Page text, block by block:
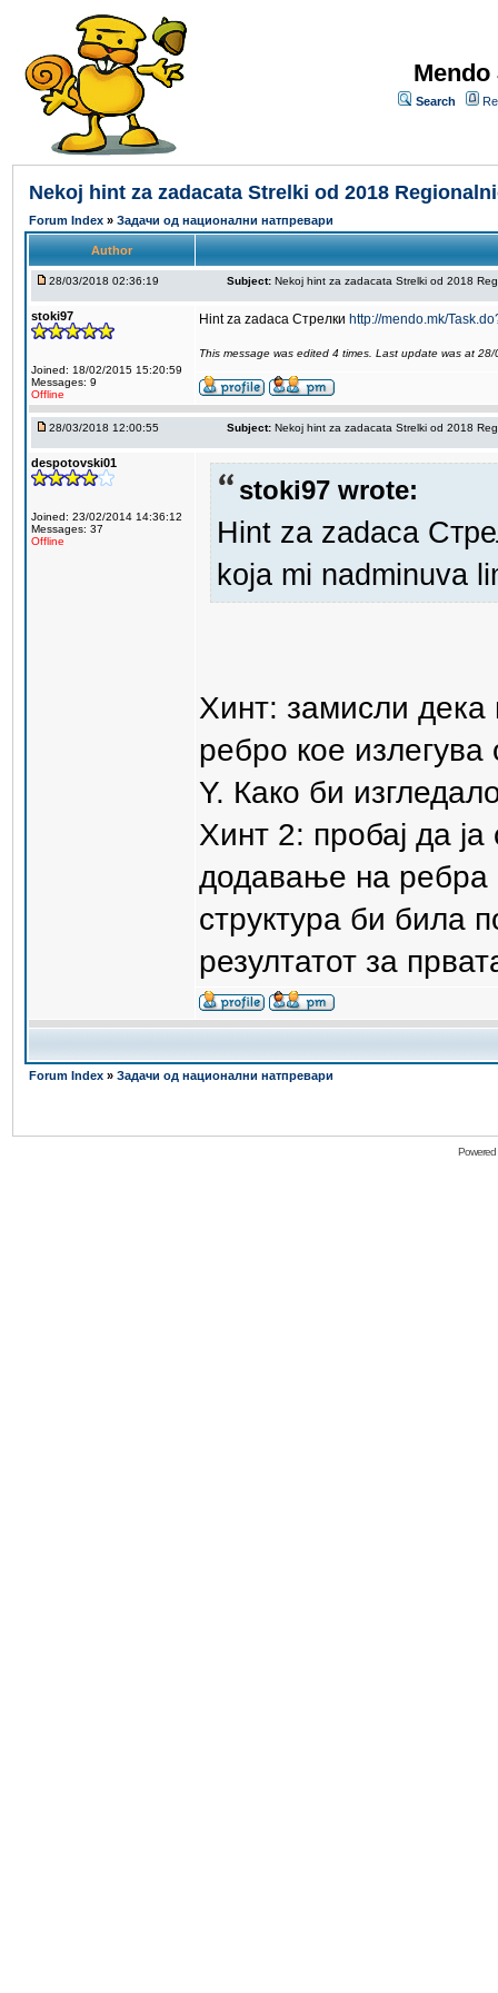
Search
Nekoj hint za zadacata Strelki od 2018
Forum Index » Задачи од национални натпревари
Author
28/03/2018 02:36:19 Subject: Nekoj hint za zadacata Strelki od 2018
stoki97
Joined: 18/02/2015 15:20:59
Messages: 9
Offline
Hint za zadaca Стрелки http://mendo.mk/
This message was edited 4 times. Last update was at
28/03/2018 12:00:55 Subject: Nekoj hint za zadacata Strelki od 2018
despotovski01
Joined: 23/02/2014 14:36:12
Messages: 37
Offline
stoki97 wrote:
Hint za zadaca
koja mi nadminuva
Хинт: замисли
ребро кое
Y. Како би
Хинт 2: пробај да
додавање на ребра
структура би била
резултатот за
Forum Index » Задачи од национални натпревари